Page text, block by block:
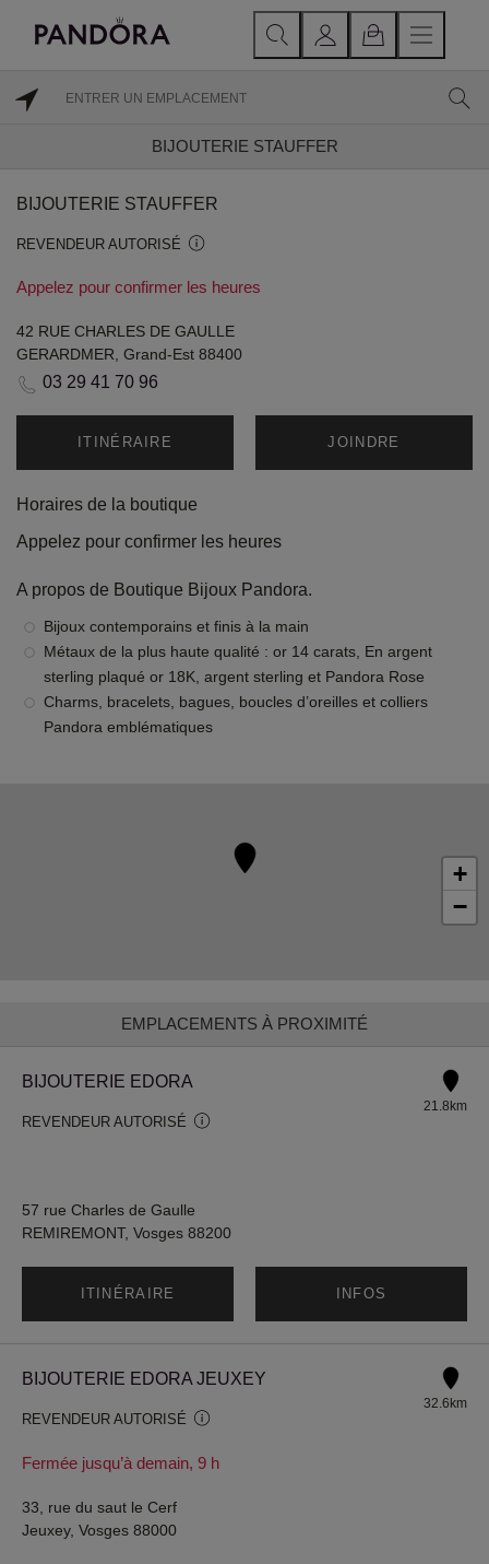
BIJOUTERIE STAUFFER
BIJOUTERIE STAUFFER
REVENDEUR AUTORISÉ
Appelez pour confirmer les heures
42 RUE CHARLES DE GAULLE
GERARDMER, Grand-Est 88400
03 29 41 70 96
ITINÉRAIRE JOINDRE
Horaires de la boutique
Appelez pour confirmer les heures
A propos de Boutique Bijoux Pandora.
Bijoux contemporains et finis à la main
Métaux de la plus haute qualité : or 14 carats, En argent
sterling plaqué or 18K, argent sterling et Pandora Rose
Charms, bracelets, bagues, boucles d’oreilles et colliers
Pandora emblématiques
+
−
EMPLACEMENTS À PROXIMITÉ
BIJOUTERIE EDORA
REVENDEUR AUTORISÉ
21.8km
57 rue Charles de Gaulle
REMIREMONT, Vosges 88200
ITINÉRAIRE INFOS
BIJOUTERIE EDORA JEUXEY
REVENDEUR AUTORISÉ
Fermée jusqu’à demain, 9 h
32.6km
33, rue du saut le Cerf
Jeuxey, Vosges 88000